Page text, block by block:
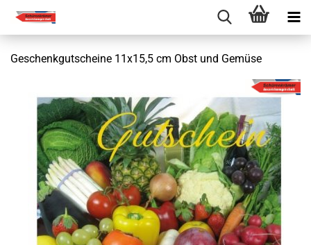
Geschenkgutscheine 11x15,5 cm Obst und Gemüse